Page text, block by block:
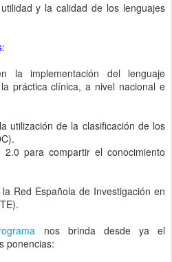
y la calidad de los lenguajes
:
la implementación del lenguaje
práctica clínica, a nivel nacional e
utilización de la clasificación de los
para compartir el conocimiento
Red Española de Investigación en
nos brinda desde ya el
ponencias: